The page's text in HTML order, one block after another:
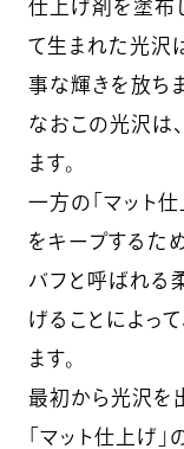
仕上げ剤を塗布
て生まれた光沢
事な輝きを放ちま
なおこの光沢は
ます。
一方の「マット
をキープするた
バフと呼ばれる
げることによっ
ます。
最初から光沢を
「マット仕上げ